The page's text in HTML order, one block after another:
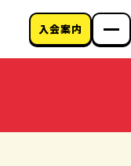
朝日丘スポーツク
ラブについて
アクセス
入会案内